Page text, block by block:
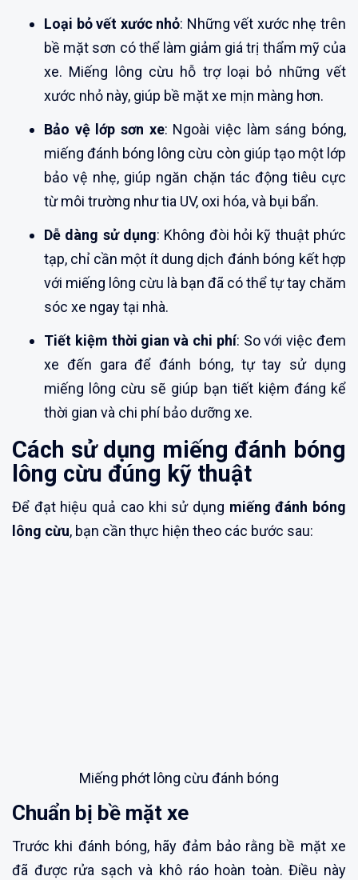
Loại bỏ vết xước nhỏ: Những vết xước nhẹ trên
bề mặt sơn có thể làm giảm giá trị thẩm mỹ của
xe. Miếng lông cừu hỗ trợ loại bỏ những vết
xước nhỏ này, giúp bề mặt xe mịn màng hơn.
Bảo vệ lớp sơn xe: Ngoài việc làm sáng bóng,
miếng đánh bóng lông cừu còn giúp tạo một lớp
bảo vệ nhẹ, giúp ngăn chặn tác động tiêu cực
từ môi trường như tia UV, oxi hóa, và bụi bẩn.
Dễ dàng sử dụng: Không đòi hỏi kỹ thuật phức
tạp, chỉ cần một ít dung dịch đánh bóng kết hợp
với miếng lông cừu là bạn đã có thể tự tay chăm
sóc xe ngay tại nhà.
Tiết kiệm thời gian và chi phí: So với việc đem
xe đến gara để đánh bóng, tự tay sử dụng
miếng lông cừu sẽ giúp bạn tiết kiệm đáng kể
thời gian và chi phí bảo dưỡng xe.
Cách sử dụng miếng đánh bóng
lông cừu đúng kỹ thuật
Để đạt hiệu quả cao khi sử dụng miếng đánh bóng
lông cừu, bạn cần thực hiện theo các bước sau:
Miếng phớt lông cừu đánh bóng
Chuẩn bị bề mặt xe
Trước khi đánh bóng, hãy đảm bảo rằng bề mặt xe
đã được rửa sạch và khô ráo hoàn toàn. Điều này